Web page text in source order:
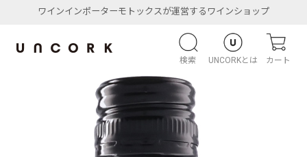
ワインインポーターモトックスが運営するワインショップ
検索 UNCORKとは カート